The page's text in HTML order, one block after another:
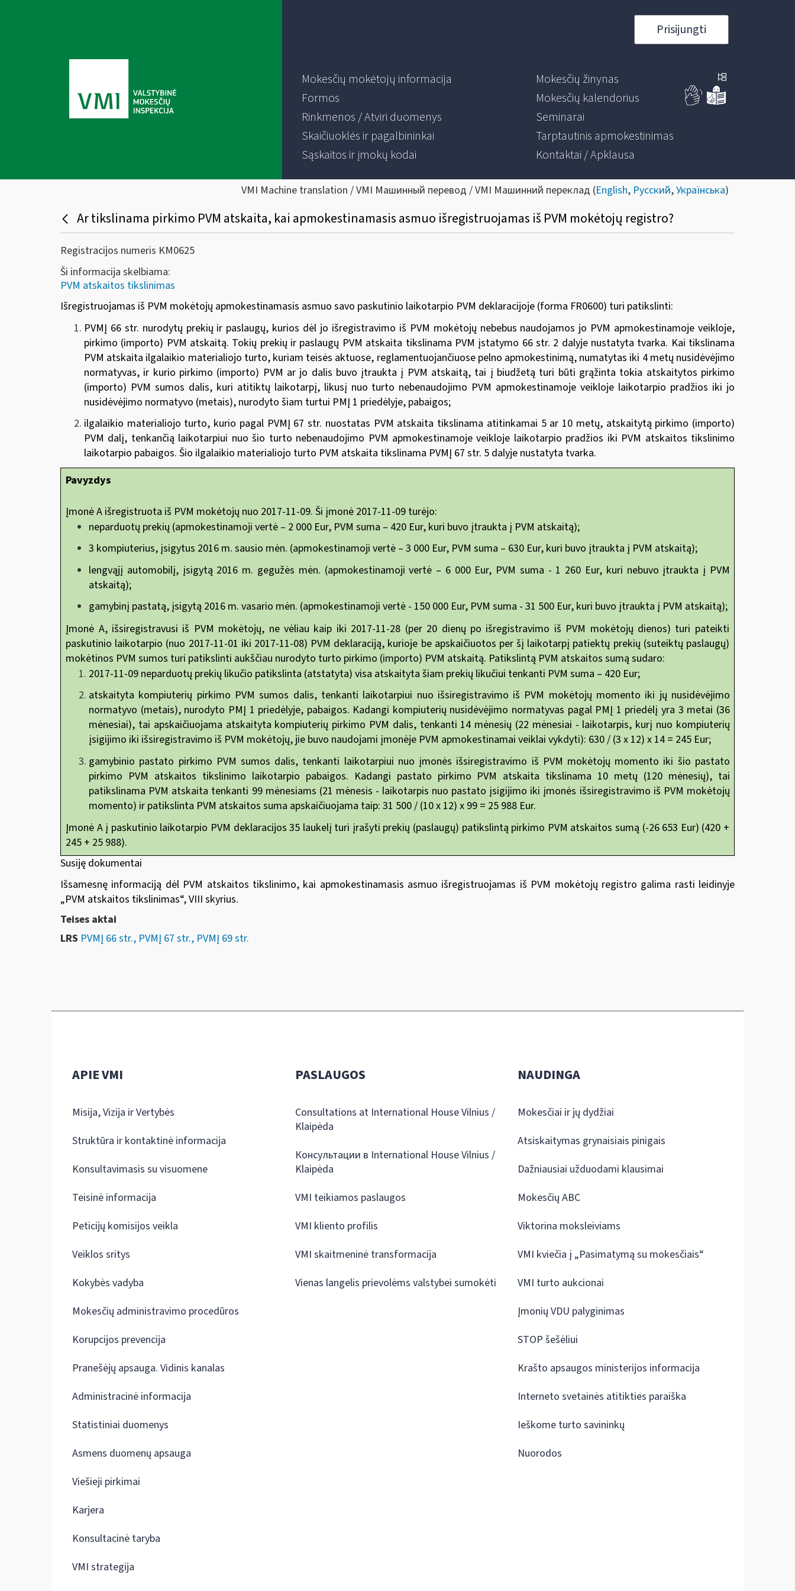
Prisijungti
Mokesčių mokėtojų informacija
Formos
Rinkmenos / Atviri duomenys
Skaičiuoklės ir pagalbininkai
Sąskaitos ir įmokų kodai
Mokesčių žinynas
Mokesčių kalendorius
Seminarai
Tarptautinis apmokestinimas
Kontaktai / Apklausa
VMI Machine translation / VMI Машинный перевод / VMI Машинний переклад (English, Русский,Українська)
Ar tikslinama pirkimo PVM atskaita, kai apmokestinamasis asmuo išregistruojamas iš PVM mokėtojų registro?
Registracijos numeris KM0625
Ši informacija skelbiama:
PVM atskaitos tikslinimas
Išregistruojamas iš PVM mokėtojų apmokestinamasis asmuo savo paskutinio laikotarpio PVM deklaracijoje (forma FR0600) turi patikslinti:
PVMĮ 66 str. nurodytų prekių ir paslaugų, kurios dėl jo išregistravimo iš PVM mokėtojų nebebus naudojamos jo PVM apmokestinamoje veikloje,
pirkimo (importo) PVM atskaitą. Tokių prekių ir paslaugų PVM atskaita tikslinama PVM įstatymo 66 str. 2 dalyje nustatyta tvarka. Kai tikslinama
PVM atskaita ilgalaikio materialiojo turto, kuriam teisės aktuose, reglamentuojančiuose pelno apmokestinimą, numatytas iki 4 metų nusidėvėjimo
normatyvas, ir kurio pirkimo (importo) PVM ar jo dalis buvo įtraukta į PVM atskaitą, tai į biudžetą turi būti grąžinta tokia atskaitytos pirkimo
(importo) PVM sumos dalis, kuri atitiktų laikotarpį, likusį nuo turto nebenaudojimo PVM apmokestinamoje veikloje laikotarpio pradžios iki jo
nusidėvėjimo normatyvo (metais), nurodyto šiam turtui PMĮ 1 priedėlyje, pabaigos;
ilgalaikio materialiojo turto, kurio pagal PVMĮ 67 str. nuostatas PVM atskaita tikslinama atitinkamai 5 ar 10 metų, atskaitytą pirkimo (importo)
PVM dalį, tenkančią laikotarpiui nuo šio turto nebenaudojimo PVM apmokestinamoje veikloje laikotarpio pradžios iki PVM atskaitos tikslinimo
laikotarpio pabaigos. Šio ilgalaikio materialiojo turto PVM atskaita tikslinama PVMĮ 67 str. 5 dalyje nustatyta tvarka.
Pavyzdys
Įmonė A išregistruota iš PVM mokėtojų nuo 2017-11-09. Ši įmonė 2017-11-09 turėjo:
neparduotų prekių (apmokestinamoji vertė – 2 000 Eur, PVM suma – 420 Eur, kuri buvo įtraukta į PVM atskaitą);
3 kompiuterius, įsigytus 2016 m. sausio mėn. (apmokestinamoji vertė – 3 000 Eur, PVM suma – 630 Eur, kuri buvo įtraukta į PVM atskaitą);
lengvąjį automobilį, įsigytą 2016 m. gegužės mėn. (apmokestinamoji vertė – 6 000 Eur, PVM suma - 1 260 Eur, kuri nebuvo įtraukta į PVM
atskaitą);
gamybinį pastatą, įsigytą 2016 m. vasario mėn. (apmokestinamoji vertė - 150 000 Eur, PVM suma - 31 500 Eur, kuri buvo įtraukta į PVM atskaitą);
Įmonė A, išsiregistravusi iš PVM mokėtojų, ne vėliau kaip iki 2017-11-28 (per 20 dienų po išregistravimo iš PVM mokėtojų dienos) turi pateikti
paskutinio laikotarpio (nuo 2017-11-01 iki 2017-11-08) PVM deklaraciją, kurioje be apskaičiuotos per šį laikotarpį patiektų prekių (suteiktų paslaugų)
mokėtinos PVM sumos turi patikslinti aukščiau nurodyto turto pirkimo (importo) PVM atskaitą. Patikslintą PVM atskaitos sumą sudaro:
2017-11-09 neparduotų prekių likučio patikslinta (atstatyta) visa atskaityta šiam prekių likučiui tenkanti PVM suma – 420 Eur;
atskaityta kompiuterių pirkimo PVM sumos dalis, tenkanti laikotarpiui nuo išsiregistravimo iš PVM mokėtojų momento iki jų nusidėvėjimo
normatyvo (metais), nurodyto PMĮ 1 priedėlyje, pabaigos. Kadangi kompiuterių nusidėvėjimo normatyvas pagal PMĮ 1 priedėlį yra 3 metai (36
mėnesiai), tai apskaičiuojama atskaityta kompiuterių pirkimo PVM dalis, tenkanti 14 mėnesių (22 mėnesiai - laikotarpis, kurį nuo kompiuterių
įsigijimo iki išsiregistravimo iš PVM mokėtojų, jie buvo naudojami įmonėje PVM apmokestinamai veiklai vykdyti): 630 / (3 x 12) x 14 = 245 Eur;
gamybinio pastato pirkimo PVM sumos dalis, tenkanti laikotarpiui nuo įmonės išsiregistravimo iš PVM mokėtojų momento iki šio pastato
pirkimo PVM atskaitos tikslinimo laikotarpio pabaigos. Kadangi pastato pirkimo PVM atskaita tikslinama 10 metų (120 mėnesių), tai
patikslinama PVM atskaita tenkanti 99 mėnesiams (21 mėnesis - laikotarpis nuo pastato įsigijimo iki įmonės išsiregistravimo iš PVM mokėtojų
momento) ir patikslinta PVM atskaitos suma apskaičiuojama taip: 31 500 / (10 x 12) x 99 = 25 988 Eur.
Įmonė A į paskutinio laikotarpio PVM deklaracijos 35 laukelį turi įrašyti prekių (paslaugų) patikslintą pirkimo PVM atskaitos sumą (-26 653 Eur) (420 +
245 + 25 988).
Susiję dokumentai
Išsamesnę informaciją dėl PVM atskaitos tikslinimo, kai apmokestinamasis asmuo išregistruojamas iš PVM mokėtojų registro galima rasti leidinyje
„PVM atskaitos tikslinimas“, VIII skyrius.
Teises aktai
LRS PVMĮ 66 str., PVMĮ 67 str., PVMĮ 69 str.
APIE VMI
Misija, Vizija ir Vertybės
Struktūra ir kontaktinė informacija
Konsultavimasis su visuomene
Teisinė informacija
Peticijų komisijos veikla
Veiklos sritys
Kokybės vadyba
Mokesčių administravimo procedūros
Korupcijos prevencija
Pranešėjų apsauga. Vidinis kanalas
Administracinė informacija
Statistiniai duomenys
Asmens duomenų apsauga
Viešieji pirkimai
Karjera
Konsultacinė taryba
VMI strategija
PASLAUGOS
Consultations at International House Vilnius /
Klaipėda
Консультации в International House Vilnius /
Klaipėda
VMI teikiamos paslaugos
VMI kliento profilis
VMI skaitmeninė transformacija
Vienas langelis prievolėms valstybei sumokėti
NAUDINGA
Mokesčiai ir jų dydžiai
Atsiskaitymas grynaisiais pinigais
Dažniausiai užduodami klausimai
Mokesčių ABC
Viktorina moksleiviams
VMI kviečia į „Pasimatymą su mokesčiais“
VMI turto aukcionai
Įmonių VDU palyginimas
STOP šešėliui
Krašto apsaugos ministerijos informacija
Interneto svetainės atitikties paraiška
Ieškome turto savininkų
Nuorodos